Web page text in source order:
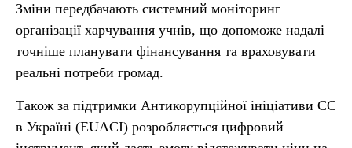
Зміни передбачають системний моніторинг
організації харчування учнів, що допоможе надалі
точніше планувати фінансування та враховувати
реальні потреби громад.
Також за підтримки Антикорупційної ініціативи ЄС
в Україні (EUACI) розробляється цифровий